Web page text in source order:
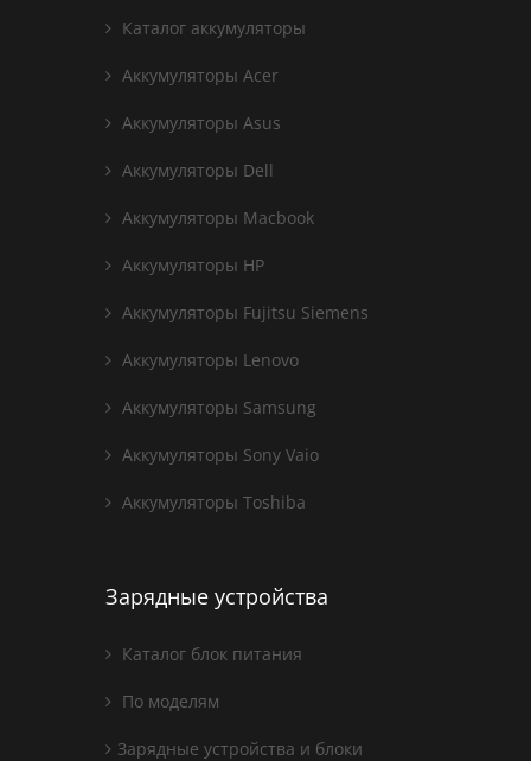
Каталог аккумуляторы
Аккумуляторы Acer
Аккумуляторы Asus
Аккумуляторы Dell
Аккумуляторы Macbook
Аккумуляторы HP
Аккумуляторы Fujitsu Siemens
Аккумуляторы Lenovo
Аккумуляторы Samsung
Аккумуляторы Sony Vaio
Аккумуляторы Toshiba
Зарядные устройства
Каталог блок питания
По моделям
Зарядные устройства и блоки